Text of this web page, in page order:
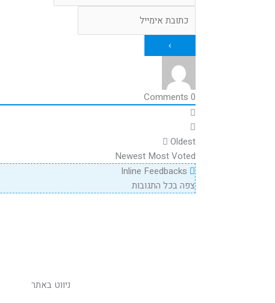
0
Oldest
Newest Most Voted
צפה בכל התגובות
ניווט באתר